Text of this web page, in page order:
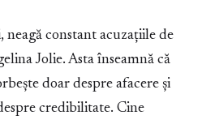
constant acuzațiile de
Jolie. Asta înseamnă că
doar despre afacere și
credibilitate. Cine